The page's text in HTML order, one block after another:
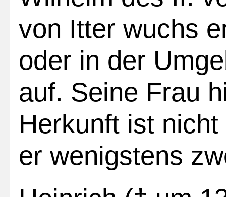
von Itter wuchs
oder in der
auf. Seine Frau
Herkunft ist
er wenigstens